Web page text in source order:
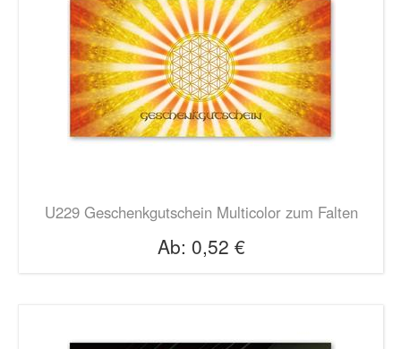
U229 Geschenkgutschein Multicolor zum Falten
Ab: 0,52 €